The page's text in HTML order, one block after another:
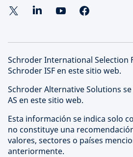
Schroder International Selection
Schroder ISF en este sitio web.
Schroder Alternative Solutions
AS en este sitio web.
Esta información se indica solo
no constituye una
valores, sectores o países
anteriormente.